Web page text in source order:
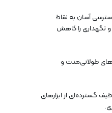
آسان به نقاط
نگهداری را کاهش
طولانی‌مدت و
گسترده‌ای از ابزارهای